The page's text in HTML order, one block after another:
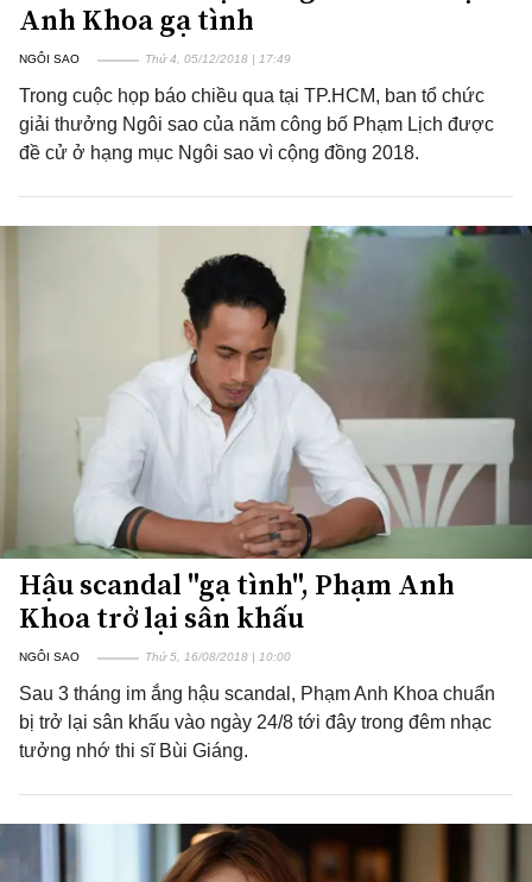
Anh Khoa gạ tình
NGÔI SAO Thứ 4, 05/12/2018 | 17:49
Trong cuộc họp báo chiều qua tại TP.HCM, ban tổ chức
giải thưởng Ngôi sao của năm công bố Phạm Lịch được
đề cử ở hạng mục Ngôi sao vì cộng đồng 2018.
Hậu scandal "gạ tình", Phạm Anh
Khoa trở lại sân khấu
NGÔI SAO Thứ 5, 16/08/2018 | 10:00
Sau 3 tháng im ắng hậu scandal, Phạm Anh Khoa chuẩn
bị trở lại sân khấu vào ngày 24/8 tới đây trong đêm nhạc
tưởng nhớ thi sĩ Bùi Giáng.